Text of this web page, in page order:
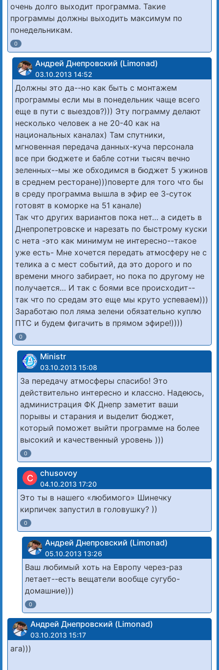
очень долго выходит программа. Такие
программы должны выходить максимум по
понедельникам.
0
Андрей Днепровский (Limonad)
03.10.2013 14:52
Должны это да--но как быть с монтажем
программы если мы в понедельник чаще всего
еще в пути с выездов?))) Эту пограмму делают
несколько человек а не 20-40 как на
национальных каналах) Там спутники,
мгновенная передача данных-куча персонала
все при бюджете и бабле сотни тысяч вечно
зеленных--мы же обходимся в бюджет 5 ужинов
в среднем ресторане)))поверте для того что бы
в среду программа вышла в эфир ее 3-суток
готовят в коморке на 51 канале)
Так что других вариантов пока нет… а сидеть в
Днепропетровске и нарезать по быстрому куски
с нета -это как минимум не интересно--такое
уже есть- Мне хочется передать атмосферу не с
телика а с мест событий, да это дорого и по
времени много забирает, но пока по другому не
получается… И так с боями все происходит--
так что по средам это еще мы круто успеваем)))
Заработаю пол ляма зелени обязательно куплю
ПТС и будем фигачить в прямом эфире!))))
0
Ministr
03.10.2013 15:08
За передачу атмосферы спасибо! Это
действительно интересно и классно. Надеюсь,
администрация ФК Днепр заметит ваши
порывы и старания и выделит бюджет,
который поможет выйти программе на более
высокий и качественный уровень )))
0
C chusovoy
04.10.2013 17:20
Это ты в нашего «любимого» Шинечку
кирпичек запустил в головушку? ))
0
Андрей Днепровский (Limonad)
05.10.2013 13:26
Ваш любимый хоть на Европу через-раз
летает--есть вещатели вообще сугубо-
домашние)))
0
Андрей Днепровский (Limonad)
03.10.2013 15:17
ага)))